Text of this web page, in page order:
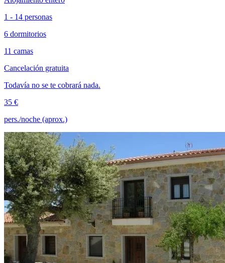
1 - 14 personas
6 dormitorios
11 camas
Cancelación gratuita
Todavía no se te cobrará nada.
35 €
pers./noche (aprox.)